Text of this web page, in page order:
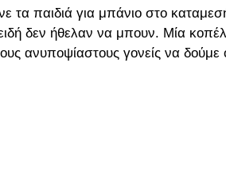
τα παιδιά για μπάνιο στο
δεν ήθελαν να μπουν. Μία
ανυποψίαστους γονείς να δούμε